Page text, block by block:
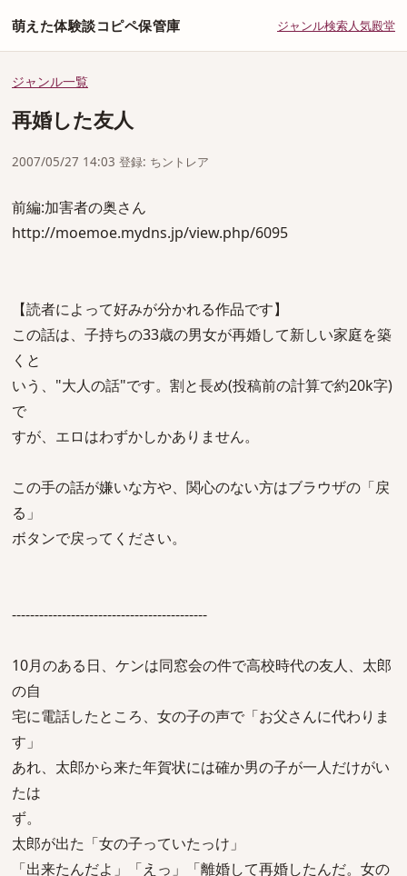
萌えた体験談コピペ保管庫 ジャンル検索人気殿堂
ジャンル一覧
再婚した友人
2007/05/27 14:03 登録: ちントレア
前編:加害者の奥さん
http://moemoe.mydns.jp/view.php/6095
【読者によって好みが分かれる作品です】
この話は、子持ちの33歳の男女が再婚して新しい家庭を築
くと
いう、"大人の話"です。割と長め(投稿前の計算で約20k字)
で
すが、エロはわずかしかありません。
この手の話が嫌いな方や、関心のない方はブラウザの「戻
る」
ボタンで戻ってください。
-------------------------------------------
10月のある日、ケンは同窓会の件で高校時代の友人、太郎
の自
宅に電話したところ、女の子の声で「お父さんに代わりま
す」
あれ、太郎から来た年賀状には確か男の子が一人だけがい
たは
ず。
太郎が出た「女の子っていたっけ」
「出来たんだよ」「えっ」「離婚して再婚したんだ。女の